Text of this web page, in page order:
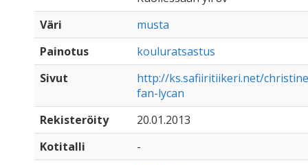
Väri
musta
Painotus
kouluratsastus
Sivut
http://ks.safiiritiikeri.net/
fan-lycan
Rekisteröity
20.01.2013
Kotitalli
-